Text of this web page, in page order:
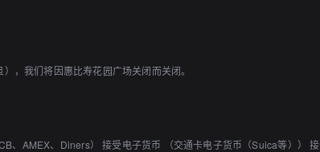
，我们将因惠比寿花园广场关闭而关闭。
、AMEX、Diners） 接受电子货币 （交通卡电子货币（Suica等））